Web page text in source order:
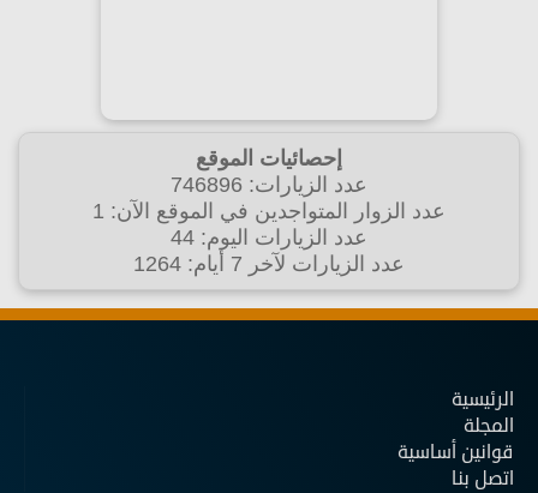
إحصائيات الموقع
عدد الزيارات: 746896
عدد الزوار المتواجدين في الموقع الآن: 1
عدد الزيارات اليوم: 44
عدد الزيارات لآخر 7 أيام: 1264
الرئيسية
المجلة
قوانين أساسية
اتصل بنا